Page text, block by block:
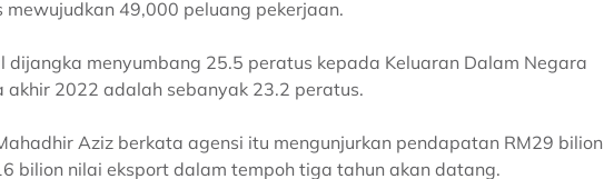
49,000 peluang pekerjaan.
menyumbang 25.5 peratus kepada Keluaran Dalam Negara
akhir 2022 adalah sebanyak 23.2 peratus.
Aziz berkata agensi itu mengunjurkan pendapatan RM29 bilion
bilion nilai eksport dalam tempoh tiga tahun akan datang.